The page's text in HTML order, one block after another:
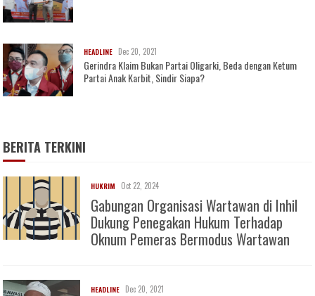
HEADLINE Dec 20, 2021
Gerindra Klaim Bukan Partai Oligarki, Beda dengan Ketum
Partai Anak Karbit, Sindir Siapa?
BERITA TERKINI
HUKRIM Oct 22, 2024
Gabungan Organisasi Wartawan di Inhil
Dukung Penegakan Hukum Terhadap
Oknum Pemeras Bermodus Wartawan
HEADLINE Dec 20, 2021